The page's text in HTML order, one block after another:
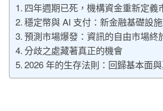
四年週期已死，機構資金重新定義
穩定幣與 AI 支付：新金融基礎設
預測市場爆發：資訊的自由市場終
分歧之處藏著真正的機會
2026 年的生存法則：回歸基本面